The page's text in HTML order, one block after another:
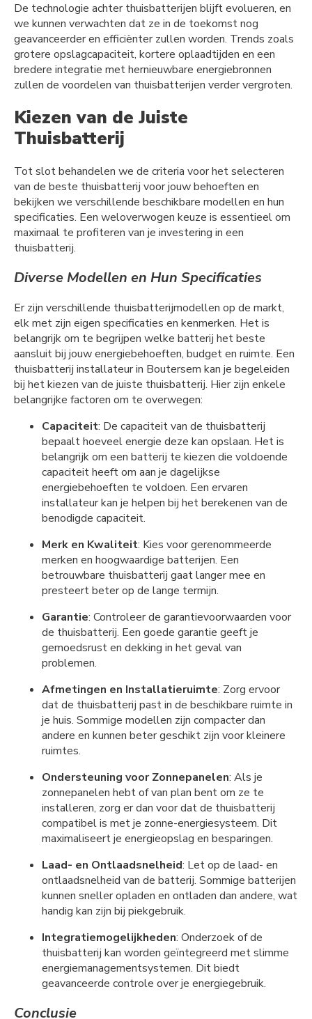
De technologie achter thuisbatterijen blijft evolueren, en
we kunnen verwachten dat ze in de toekomst nog
geavanceerder en efficiënter zullen worden. Trends zoals
grotere opslagcapaciteit, kortere oplaadtijden en een
bredere integratie met hernieuwbare energiebronnen
zullen de voordelen van thuisbatterijen verder vergroten.
Kiezen van de Juiste
Thuisbatterij
Tot slot behandelen we de criteria voor het selecteren
van de beste thuisbatterij voor jouw behoeften en
bekijken we verschillende beschikbare modellen en hun
specificaties. Een weloverwogen keuze is essentieel om
maximaal te profiteren van je investering in een
thuisbatterij.
Diverse Modellen en Hun Specificaties
Er zijn verschillende thuisbatterijmodellen op de markt,
elk met zijn eigen specificaties en kenmerken. Het is
belangrijk om te begrijpen welke batterij het beste
aansluit bij jouw energiebehoeften, budget en ruimte. Een
thuisbatterij installateur in Boutersem kan je begeleiden
bij het kiezen van de juiste thuisbatterij. Hier zijn enkele
belangrijke factoren om te overwegen:
Capaciteit: De capaciteit van de thuisbatterij
bepaalt hoeveel energie deze kan opslaan. Het is
belangrijk om een batterij te kiezen die voldoende
capaciteit heeft om aan je dagelijkse
energiebehoeften te voldoen. Een ervaren
installateur kan je helpen bij het berekenen van de
benodigde capaciteit.
Merk en Kwaliteit: Kies voor gerenommeerde
merken en hoogwaardige batterijen. Een
betrouwbare thuisbatterij gaat langer mee en
presteert beter op de lange termijn.
Garantie: Controleer de garantievoorwaarden voor
de thuisbatterij. Een goede garantie geeft je
gemoedsrust en dekking in het geval van
problemen.
Afmetingen en Installatieruimte: Zorg ervoor
dat de thuisbatterij past in de beschikbare ruimte in
je huis. Sommige modellen zijn compacter dan
andere en kunnen beter geschikt zijn voor kleinere
ruimtes.
Ondersteuning voor Zonnepanelen: Als je
zonnepanelen hebt of van plan bent om ze te
installeren, zorg er dan voor dat de thuisbatterij
compatibel is met je zonne-energiesysteem. Dit
maximaliseert je energieopslag en besparingen.
Laad- en Ontlaadsnelheid: Let op de laad- en
ontlaadsnelheid van de batterij. Sommige batterijen
kunnen sneller opladen en ontladen dan andere, wat
handig kan zijn bij piekgebruik.
Integratiemogelijkheden: Onderzoek of de
thuisbatterij kan worden geïntegreerd met slimme
energiemanagementsystemen. Dit biedt
geavanceerde controle over je energiegebruik.
Conclusie